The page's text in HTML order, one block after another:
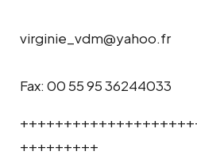
virginie_vdm@yahoo.fr
Fax: 00 55 95 36244033
+++++++++